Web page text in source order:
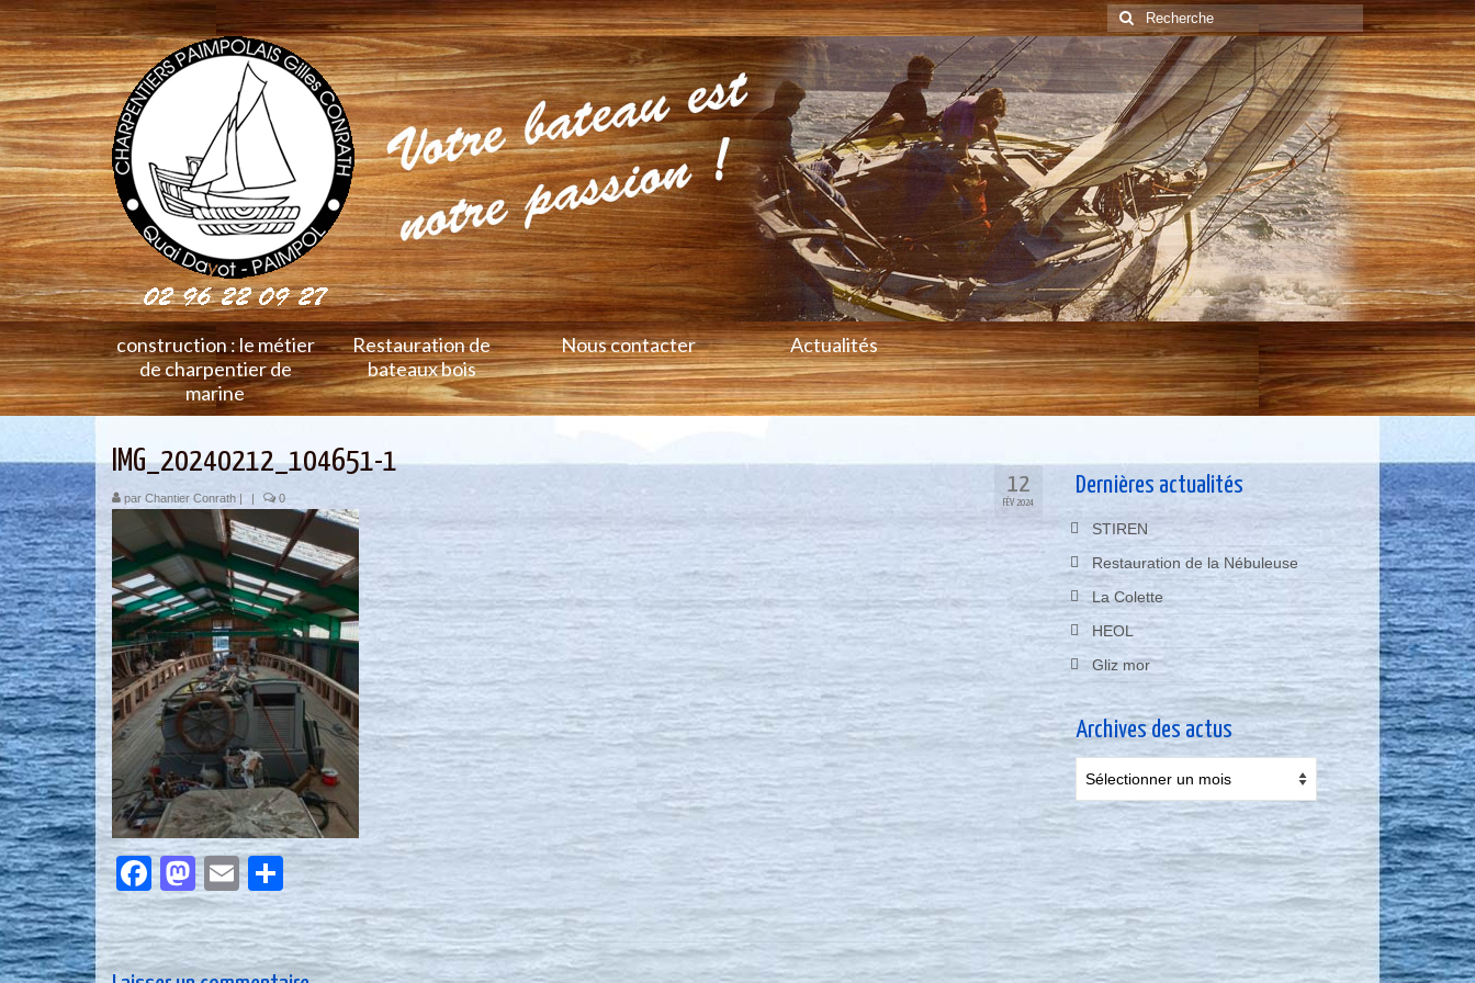
Rechercher
:
construction : le métier
de charpentier de
marine
Restauration de
bateaux bois
Nous contacter Actualités
12
FÉV 2024
IMG_20240212_104651-1
par Chantier Conrath | | 0
Facebook
Mastodon
EmailPartager
Dernières actualités
STIREN
Restauration de la Nébuleuse
La Colette
HEOL
Gliz mor
Archives des actus
des
actus